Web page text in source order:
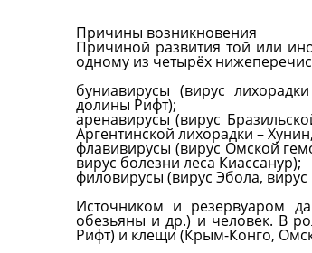
Причины возникновения
Причиной развития той или
одному из четырёх
буниавирусы (вирус
долины Рифт);
аренавирусы (вирус
Аргентинской лихорадки –
флавивирусы (вирус Омской
вирус болезни леса Киассанур);
филовирусы (вирус Эбола,
Источником и резервуаром
обезьяны и др.) и человек. В
Рифт) и клещи (Крым-Конго,